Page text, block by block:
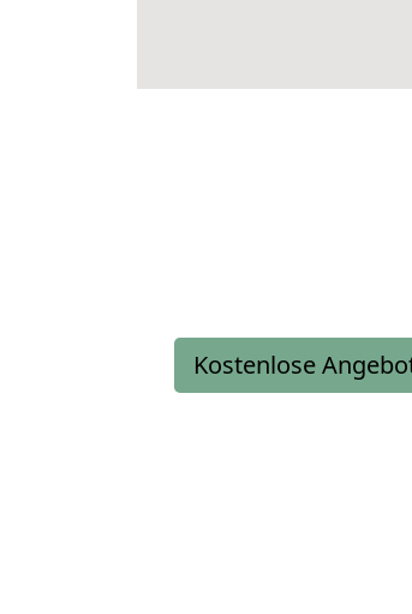
Kostenlose